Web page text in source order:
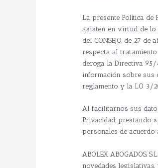
La presente Política
asisten en virtud de lo
del CONSEJO, de 27
respecta al
deroga la Directiva
información sobre sus
reglamento y la LO 3/
Al facilitarnos sus
Privacidad, prestando
personales de
ABOLEX ABOGADOS,
novedades